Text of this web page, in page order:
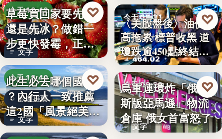
今天 18:42
食物保存
文字
草莓買回家要先洗
還是先冰？做錯一
步更快發霉，正確
保存方式…
♡
今天 18:40
旅遊推薦
文字
此生必去哪個國家
？內行人一致推薦
這2國「風景絕美、
美食好…
♡
今天 06:31
美股財經
464.02
〈美股盤後〉油價走
高拖累 標普收黑 道
瓊跌逾450點終結…
♡
今天 06:30
俄烏戰爭
文字
烏軍連環炸「俄羅
斯版亞馬遜」物流
倉庫 俄女首富怒了
♡